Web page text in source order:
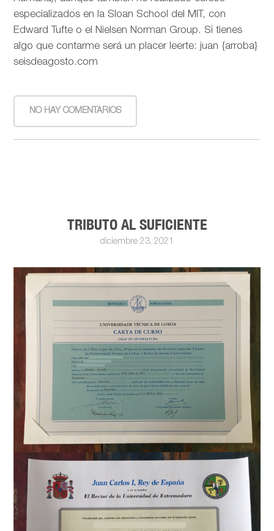
especializados en la Sloan School del MIT, con
Edward Tufte o el Nielsen Norman Group. Si tienes
algo que contarme será un placer leerte: juan {arroba}
seisdeagosto.com
NO HAY COMENTARIOS
TRIBUTO AL SUFICIENTE
diciembre 23, 2021